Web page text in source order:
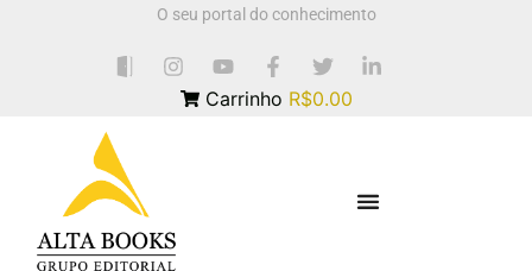
O seu portal do conhecimento
Carrinho R$0.00